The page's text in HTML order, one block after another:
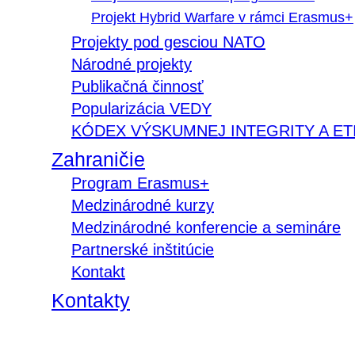
Projekt Hybrid Warfare v rámci Erasmus+
Projekty pod gesciou NATO
Národné projekty
Publikačná činnosť
Popularizácia VEDY
KÓDEX VÝSKUMNEJ INTEGRITY A
Zahraničie
Program Erasmus+
Medzinárodné kurzy
Medzinárodné konferencie a semináre
Partnerské inštitúcie
Kontakt
Kontakty